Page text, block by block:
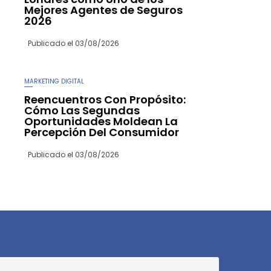
Mejores Agentes de Seguros
2026
Publicado el 03/08/2026
MARKETING DIGITAL
Reencuentros Con Propósito:
Cómo Las Segundas
Oportunidades Moldean La
Percepción Del Consumidor
Publicado el 03/08/2026